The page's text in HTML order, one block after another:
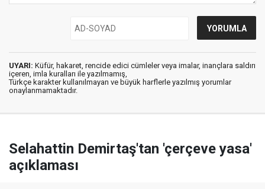
UYARI: Küfür, hakaret, rencide edici cümleler veya imalar, inançlara saldırı
içeren, imla kuralları ile yazılmamış,
Türkçe karakter kullanılmayan ve büyük harflerle yazılmış yorumlar
onaylanmamaktadır.
Selahattin Demirtaş'tan 'çerçeve yasa'
açıklaması